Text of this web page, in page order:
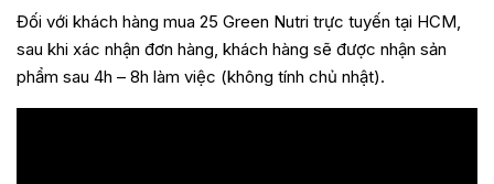
Đối với khách hàng mua 25 Green Nutri trực tuyến tại HCM,
sau khi xác nhận đơn hàng, khách hàng sẽ được nhận sản
phẩm sau 4h – 8h làm việc (không tính chủ nhật).